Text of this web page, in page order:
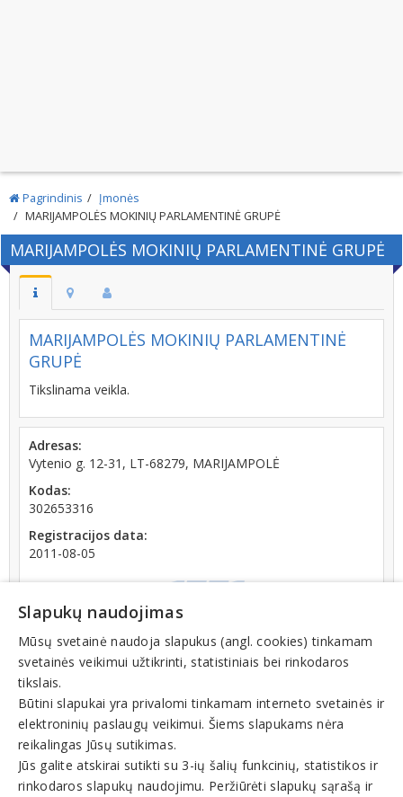
Pagrindinis
Įmonės
MARIJAMPOLĖS MOKINIŲ PARLAMENTINĖ GRUPĖ
MARIJAMPOLĖS MOKINIŲ PARLAMENTINĖ GRUPĖ
MARIJAMPOLĖS MOKINIŲ PARLAMENTINĖ
GRUPĖ
Tikslinama veikla.
Adresas:
Vytenio g. 12-31, LT-68279, MARIJAMPOLĖ
Kodas:
302653316
Registracijos data:
2011-08-05
Registrų centro informacija: įmonė ilgiau nei 12
mėnesių registro tvarkytojui nepateikė metinės
finansinės atskaitomybės dokumentų
Teisinis statusas: išregistruotas (nuo 2025-01-02)
Slapukų naudojimas
Mūsų svetainė naudoja slapukus (angl. cookies) tinkamam
svetainės veikimui užtikrinti, statistiniais bei rinkodaros
tikslais.
Būtini slapukai yra privalomi tinkamam interneto svetainės ir
elektroninių paslaugų veikimui. Šiems slapukams nėra
reikalingas Jūsų sutikimas.
Jūs galite atskirai sutikti su 3-ių šalių funkcinių, statistikos ir
rinkodaros slapukų naudojimu. Peržiūrėti slapukų sąrašą ir